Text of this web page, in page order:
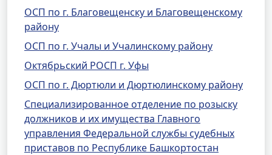
ОСП по г. Благовещенску и Благовещенскому
району
ОСП по г. Учалы и Учалинскому району
Октябрьский РОСП г. Уфы
ОСП по г. Дюртюли и Дюртюлинскому району
Специализированное отделение по розыску
должников и их имущества Главного
управления Федеральной службы судебных
приставов по Республике Башкортостан